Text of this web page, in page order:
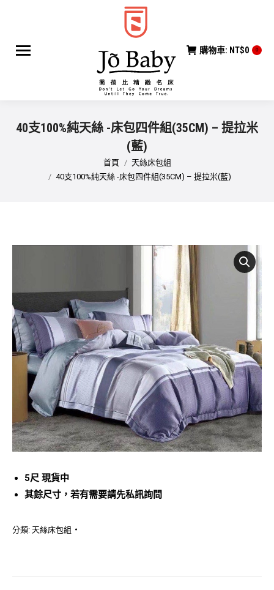
購物車: NT$0 0
40支100%純天絲 -床包四件組(35CM) – 提拉米
(藍)
首頁
天絲床包組
40支100%純天絲 -床包四件組(35CM) – 提拉米(藍)
5尺 現貨中
其餘尺寸，若有需要請先私訊詢問
分類: 天絲床包組